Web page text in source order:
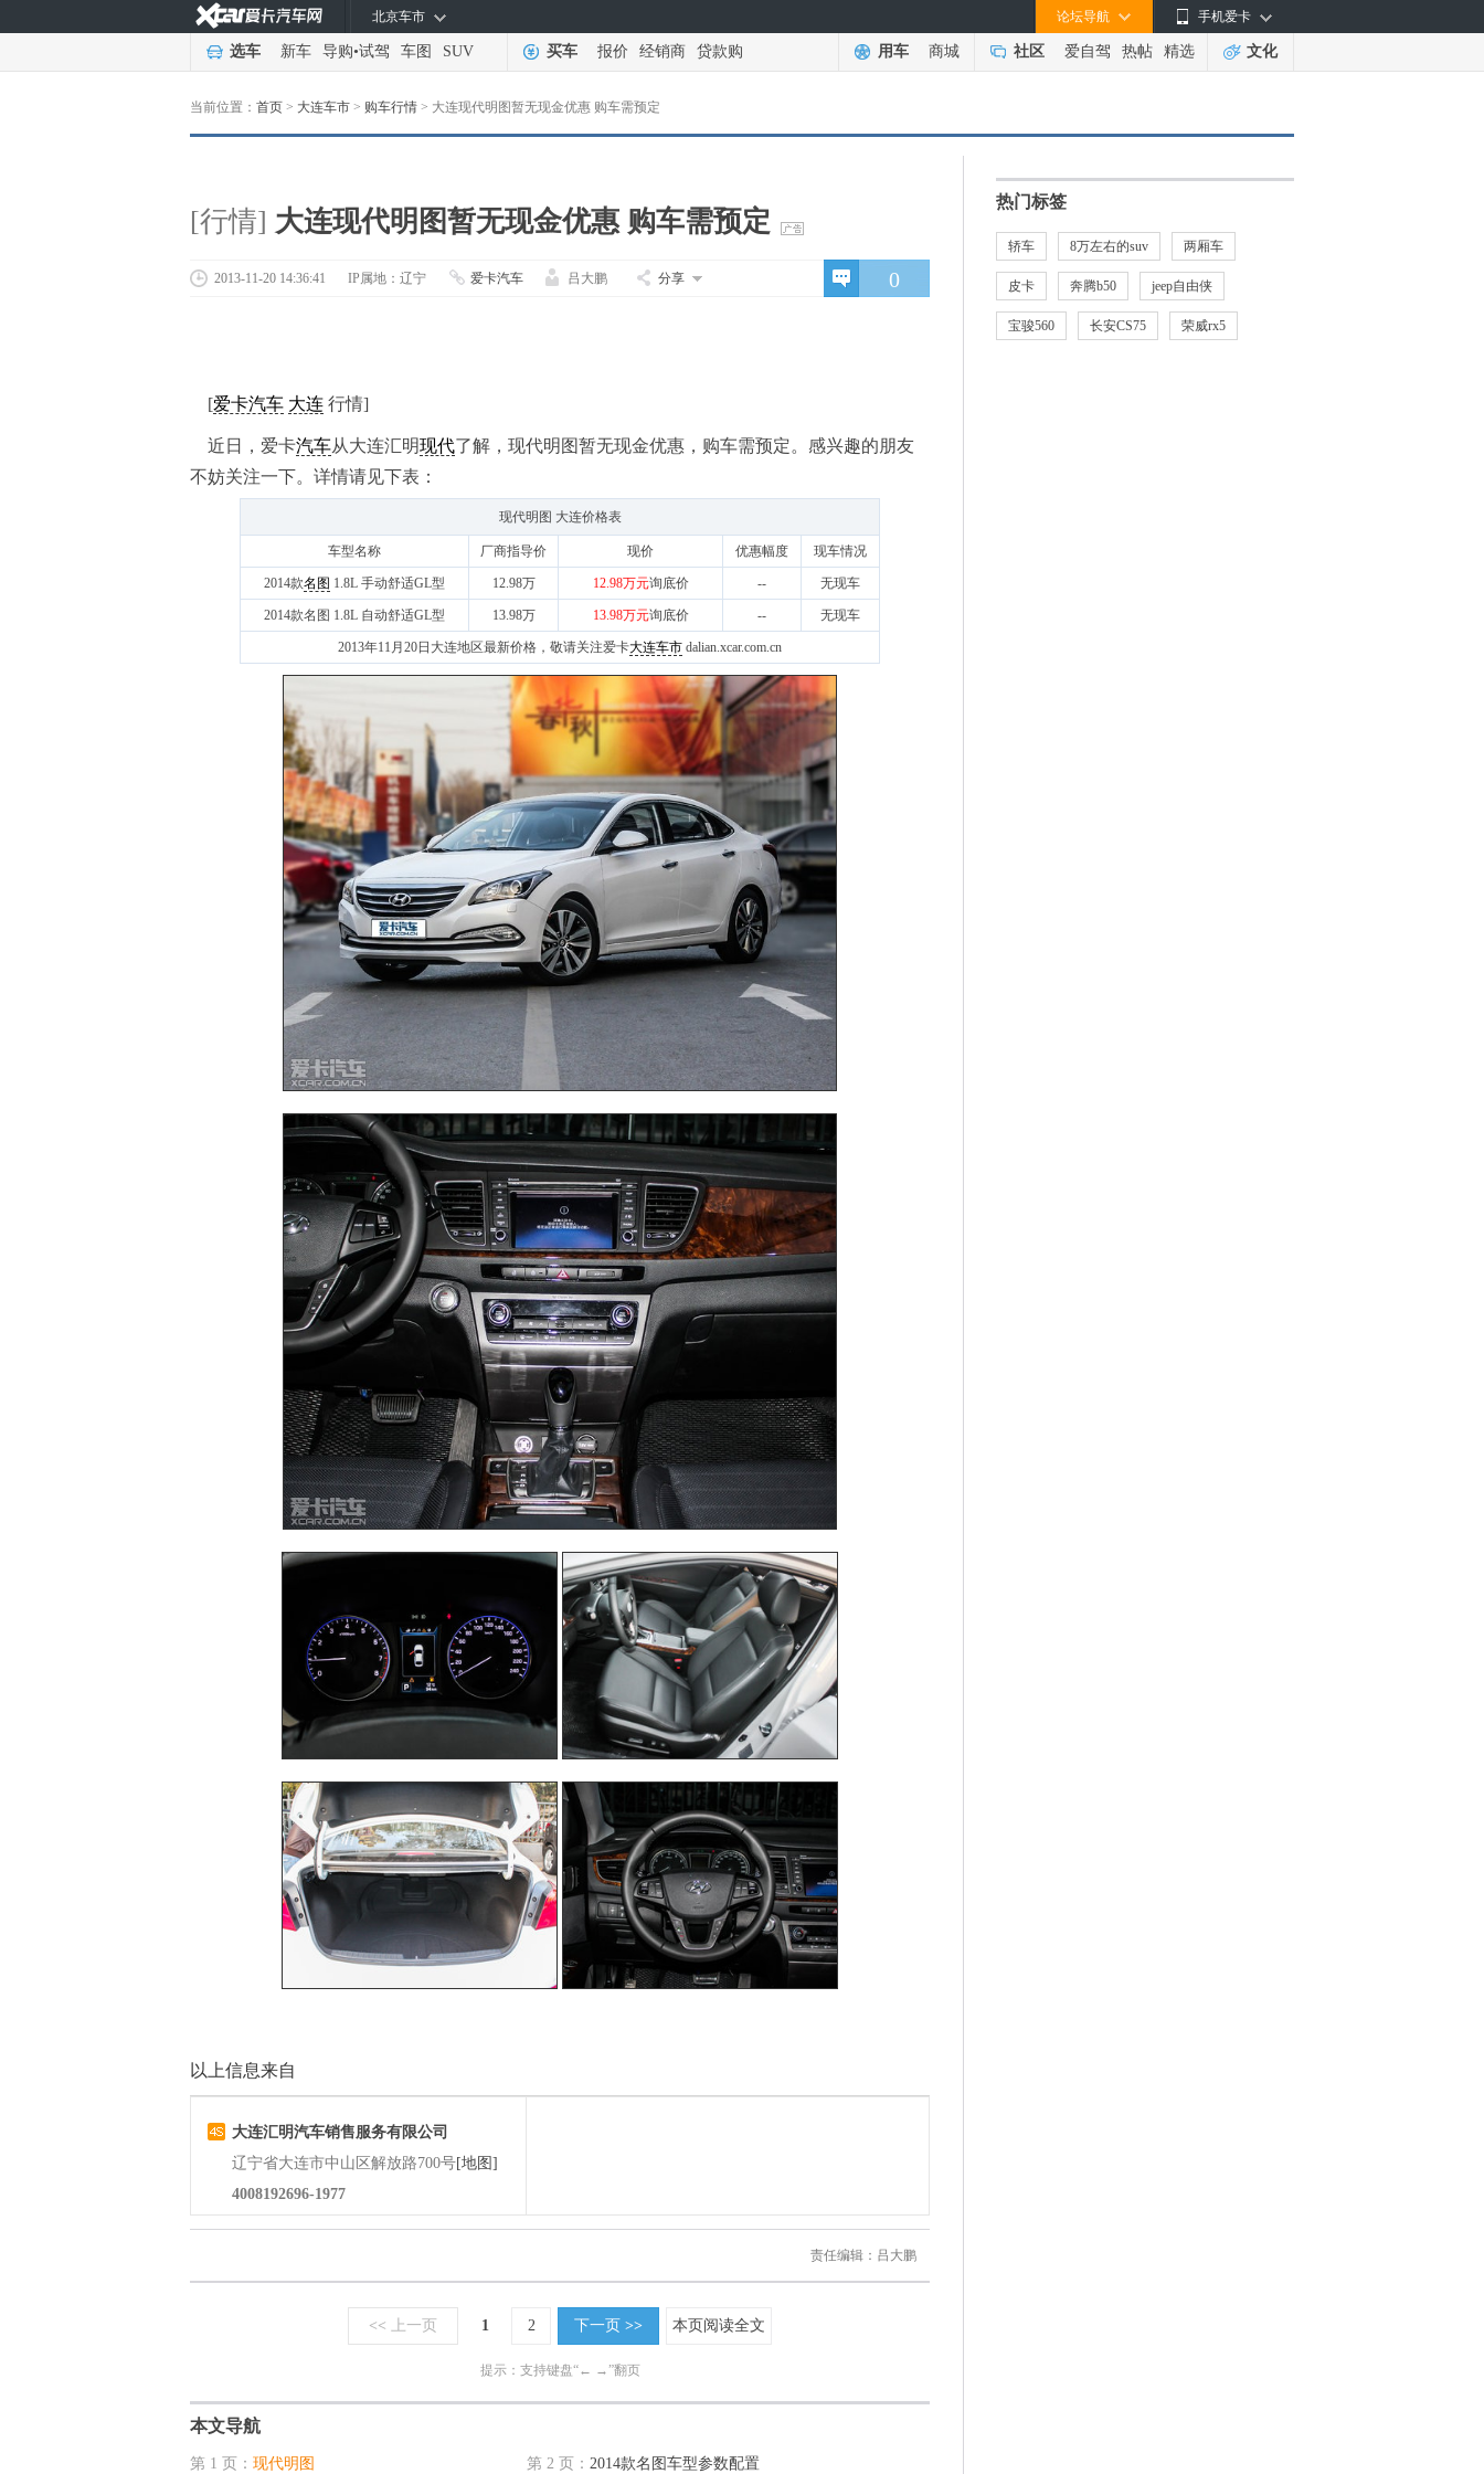
手机爱卡
论坛导航
北京车市
选车 新车 导购•试驾 车图 SUV 买车 报价 经销商 贷款购 用车 商城 社区 爱自驾 热帖 精选 文化
当前位置： 首页 > 大连车市 > 购车行情 > 大连现代明图暂无现金优惠 购车需预定
[行情] 大连现代明图暂无现金优惠 购车需预定
0
2013-11-20 14:36:41 IP属地：辽宁 爱卡汽车 吕大鹏 分享
[爱卡汽车 大连 行情]
近日，爱卡汽车从大连汇明现代了解，现代明图暂无现金优惠，购车需预定。感兴趣的朋友
不妨关注一下。详情请见下表：
现代明图 大连价格表
车型名称 厂商指导价 现价 优惠幅度 现车情况
2014款名图 1.8L 手动舒适GL型 12.98万 12.98万元询底价 -- 无现车
2014款名图 1.8L 自动舒适GL型 13.98万 13.98万元询底价 -- 无现车
2013年11月20日大连地区最新价格，敬请关注爱卡大连车市 dalian.xcar.com.cn
以上信息来自
大连汇明汽车销售服务有限公司
辽宁省大连市中山区解放路700号[地图]
4008192696-1977
责任编辑：吕大鹏
<< 上一页 1 2 下一页 >> 本页阅读全文
提示：支持键盘“← →”翻页
本文导航
第 1 页： 现代明图 第 2 页： 2014款名图车型参数配置
热门标签
轿车 8万左右的suv 两厢车
皮卡 奔腾b50 jeep自由侠
宝骏560 长安CS75 荣威rx5